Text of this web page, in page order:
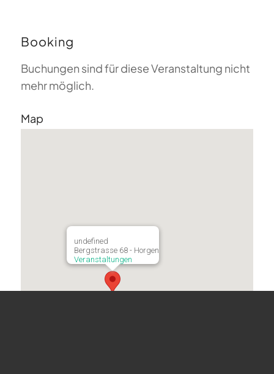
Booking
Buchungen sind für diese Veranstaltung nicht
mehr möglich.
Map
undefined
Bergstrasse 68 - Horgen
Veranstaltungen